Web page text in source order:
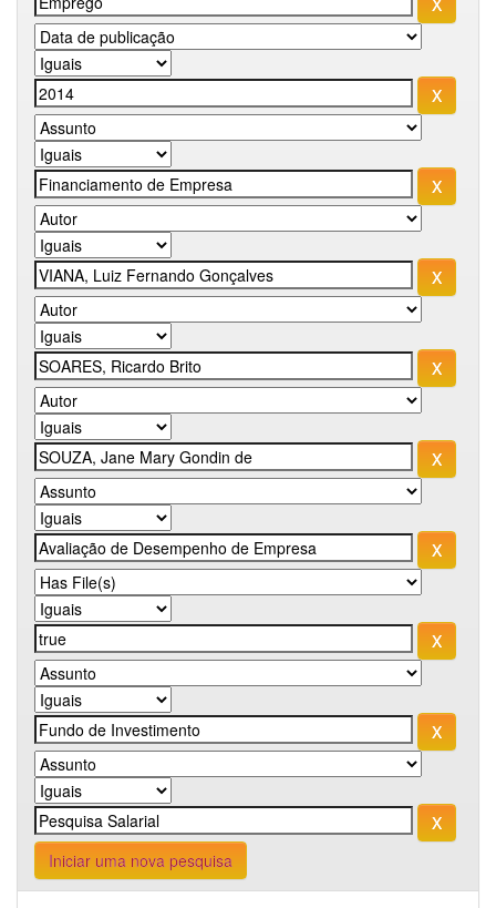
Iniciar uma nova pesquisa